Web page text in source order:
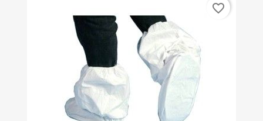
favorite_border